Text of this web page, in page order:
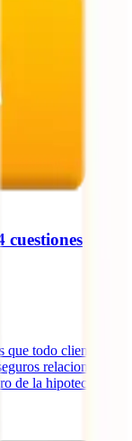
cuestiones
que todo cliente
relacionados
de la hipoteca: 4